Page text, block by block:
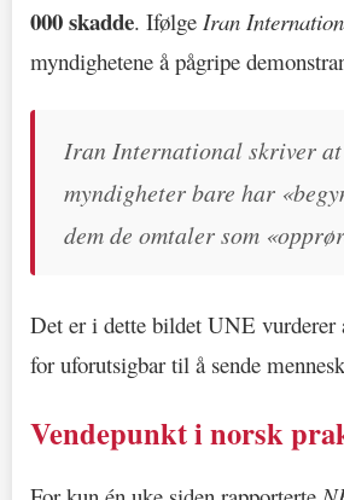
000 skadde. Ifølge Iran
myndighetene å pågripe
Iran International skriver
myndigheter bare har
dem de omtaler som
Det er i dette bildet UNE vurderer
for uforutsigbar til å sende
Vendepunkt i norsk